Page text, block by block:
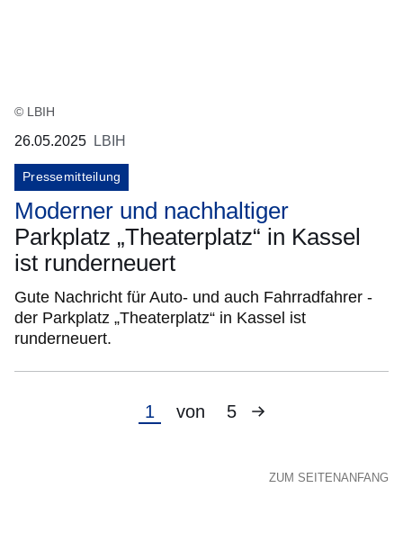
© LBIH
26.05.2025 LBIH
Pressemitteilung
Moderner und nachhaltiger
Parkplatz „Theaterplatz“ in Kassel
ist runderneuert
Gute Nachricht für Auto- und auch Fahrradfahrer -
der Parkplatz „Theaterplatz“ in Kassel ist
runderneuert.
Aktuelle
1 von 5
Nächste
ZUM SEITENANFANG